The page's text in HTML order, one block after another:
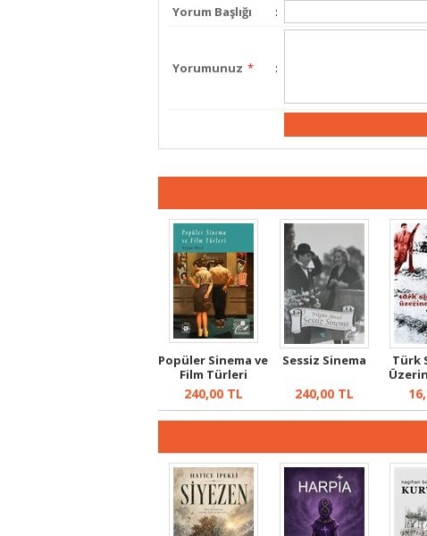
Yorum Başlığı :
Yorumunuz * :
Popüler Sinema ve
Film Türleri
240,00TL
Sessiz Sinema
240,00TL
Türk